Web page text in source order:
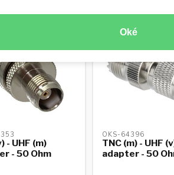
Oké
- UHF (m)
- 50 Ohm
OKS-64396
TNC (m) - UHF
adapter - 50